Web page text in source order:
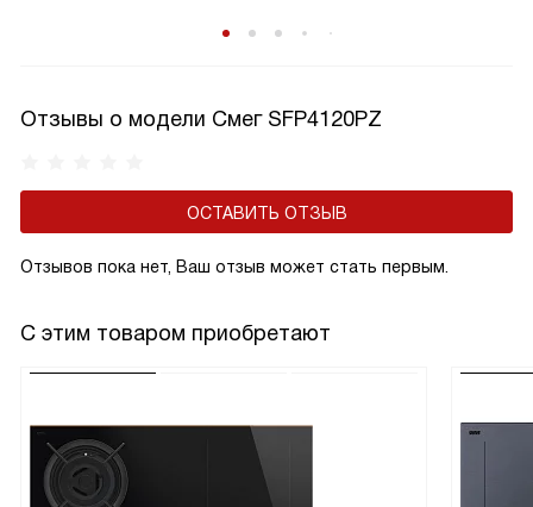
Отзывы о модели Смег SFP4120PZ
ОСТАВИТЬ ОТЗЫВ
Отзывов пока нет, Ваш отзыв может стать первым.
С этим товаром приобретают